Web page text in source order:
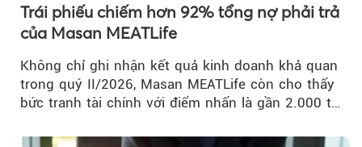
Trái phiếu chiếm hơn 92% tổng nợ phải trả
của Masan MEATLife
Không chỉ ghi nhận kết quả kinh doanh khả quan
trong quý II/2026, Masan MEATLife còn cho thấy
bức tranh tài chính với điểm nhấn là gần 2.000 tỷ